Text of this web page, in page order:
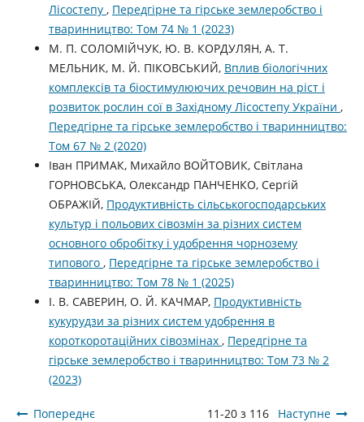
Лісостепу , Передгірне та гірське землеробство і
тваринництво: Том 74 № 1 (2023)
М. П. СОЛОМІЙЧУК, Ю. В. КОРДУЛЯН, А. Т.
МЕЛЬНИК, М. Й. ПІКОВСЬКИЙ, Вплив біологічних
комплексів та біостимулюючих речовин на ріст і
розвиток рослин сої в Західному Лісостепу України ,
Передгірне та гірське землеробство і тваринництво:
Том 67 № 2 (2020)
Іван ПРИМАК, Михайло ВОЙТОВИК, Світлана
ГОРНОВСЬКА, Олександр ПАНЧЕНКО, Сергій
ОБРАЖІЙ, Продуктивність сільськогосподарських
культур і польових сівозмін за різних систем
основного обробітку і удобрення чорнозему
типового , Передгірне та гірське землеробство і
тваринництво: Том 78 № 1 (2025)
І. В. САВЕРИН, О. Й. КАЧМАР, Продуктивність
кукурудзи за різних систем удобрення в
короткоротаційних сівозмінах , Передгірне та
гірське землеробство і тваринництво: Том 73 № 2
(2023)
Попереднє 11-20 з 116 Наступне